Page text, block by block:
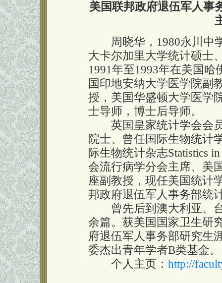
美国联邦政府退伍军人事
周晓华，1980永川中
大卡尔加里大学统计硕士
1991年至1993年在美国
国印地安纳大学医学院副
授，美国华盛顿大学医学
士导师，博士后导师。
英国皇家统计学会会员
院士、曾任国际生物统计
际生物统计杂志Statistics
会流行病学分会主席、美
座副教授，现任美国统计
邦政府退伍军人事务部统
曾先后到澳大利亚、台
余篇。获美国国家卫生研
府退伍军人事务部研究生
委杰出青年学者B类基金。
个人主页： http://